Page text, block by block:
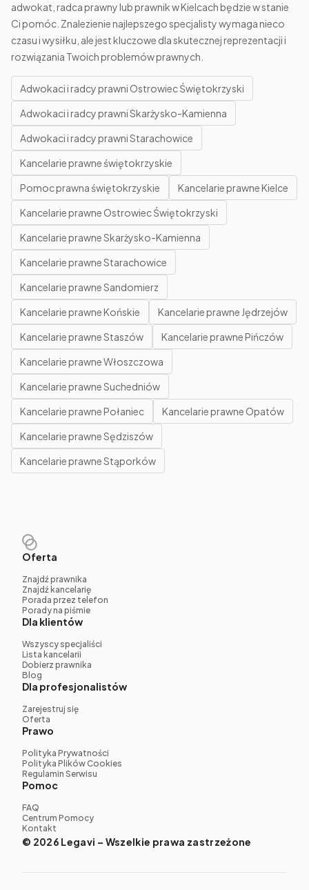
adwokat, radca prawny lub prawnik w Kielcach będzie w stanie
Ci pomóc. Znalezienie najlepszego specjalisty wymaga nieco
czasu i wysiłku, ale jest kluczowe dla skutecznej reprezentacji i
rozwiązania Twoich problemów prawnych.
Adwokaci i radcy prawni Ostrowiec Świętokrzyski
Adwokaci i radcy prawni Skarżysko-Kamienna
Adwokaci i radcy prawni Starachowice
Kancelarie prawne świętokrzyskie
Pomoc prawna świętokrzyskie
Kancelarie prawne Kielce
Kancelarie prawne Ostrowiec Świętokrzyski
Kancelarie prawne Skarżysko-Kamienna
Kancelarie prawne Starachowice
Kancelarie prawne Sandomierz
Kancelarie prawne Końskie
Kancelarie prawne Jędrzejów
Kancelarie prawne Staszów
Kancelarie prawne Pińczów
Kancelarie prawne Włoszczowa
Kancelarie prawne Suchedniów
Kancelarie prawne Połaniec
Kancelarie prawne Opatów
Kancelarie prawne Sędziszów
Kancelarie prawne Stąporków
Oferta
Znajdź prawnika
Znajdź kancelarię
Porada przez telefon
Porady na piśmie
Dla klientów
Wszyscy specjaliści
Lista kancelarii
Dobierz prawnika
Blog
Dla profesjonalistów
Zarejestruj się
Oferta
Prawo
Polityka Prywatności
Polityka Plików Cookies
Regulamin Serwisu
Pomoc
FAQ
Centrum Pomocy
Kontakt
© 2026 Legavi – Wszelkie prawa zastrzeżone